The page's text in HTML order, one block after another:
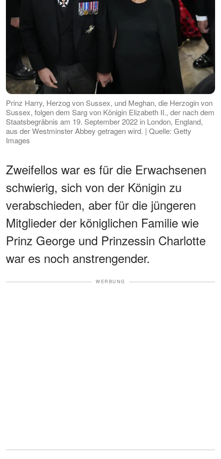
Prinz Harry, Herzog von Sussex, und Meghan, die Herzogin von
Sussex, folgen dem Sarg von Königin Elizabeth II., der nach dem
Staatsbegräbnis am 19. September 2022 in London, England,
aus der Westminster Abbey getragen wird. | Quelle: Getty
Images
Zweifellos war es für die Erwachsenen
schwierig, sich von der Königin zu
verabschieden, aber für die jüngeren
Mitglieder der königlichen Familie wie
Prinz George und Prinzessin Charlotte
war es noch anstrengender.
WERBUNG